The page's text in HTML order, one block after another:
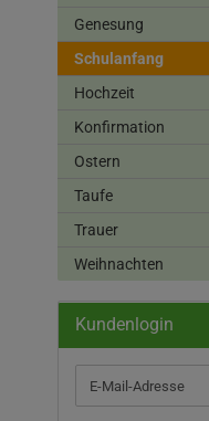
Genesung
Schulanfang
Hochzeit
Konfirmation
Ostern
Taufe
Trauer
Weihnachten
Kundenlogin
E-
Mail-